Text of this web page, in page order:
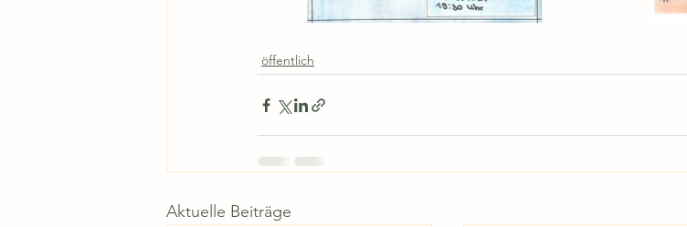
öffentlich
Aktuelle Beiträge